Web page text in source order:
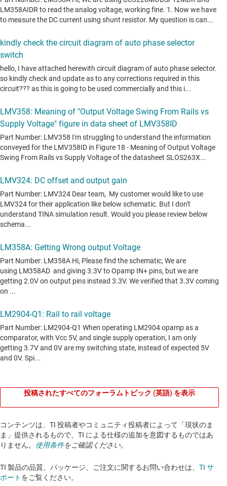
投稿されたすべてのフォーラムトピック (英語) を表示
コンテンツは、TI 投稿者やコミュニティ投稿者によって「現状のま
ま」提供されるもので、TI による仕様の追加を意図するものではあ
りません。 使用条件をご確認ください。
TI 製品の品質、パッケージ、ご注文に関するお問い合わせは、 TI サ
ポート をご覧ください。​​​​​​​​​​​​​​